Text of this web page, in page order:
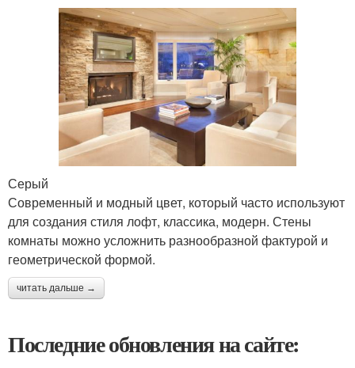
Серый
Современный и модный цвет, который часто используют
для создания стиля лофт, классика, модерн. Стены
комнаты можно усложнить разнообразной фактурой и
геометрической формой.
читать дальше →
Последние обновления на сайте: